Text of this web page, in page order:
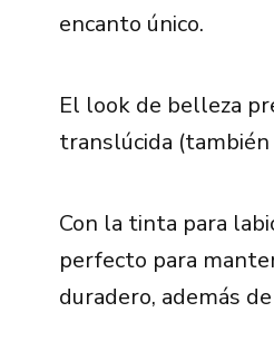
encanto único.
El look de belleza
translúcida
Con la tinta para
perfecto para
duradero, además